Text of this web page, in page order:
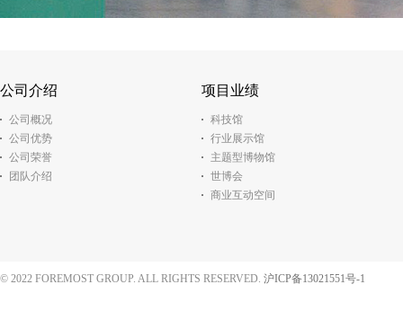
公司介绍
公司概况
公司优势
公司荣誉
团队介绍
项目业绩
科技馆
行业展示馆
主题型博物馆
世博会
商业互动空间
© 2022 FOREMOST GROUP. ALL RIGHTS RESERVED. 沪ICP备13021551号-1